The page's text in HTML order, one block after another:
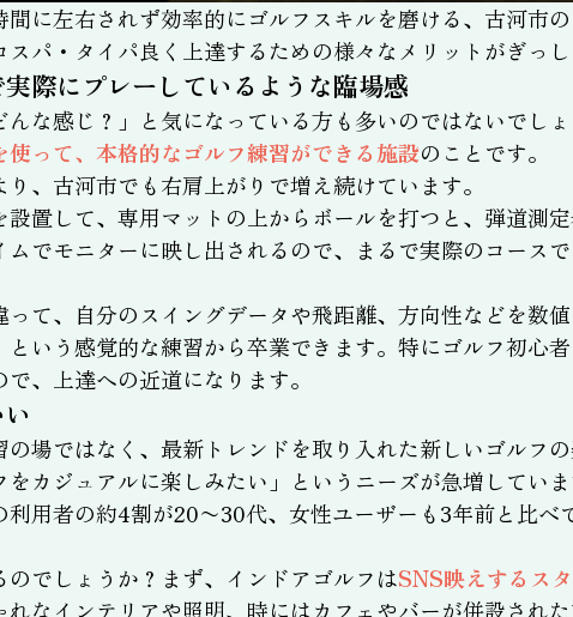
間に左右されず効率的にゴルフスキルを磨ける、古河市
パ・タイパ良く上達するための様々なメリットがぎっ
際にプレーしているような臨場感
んな感じ？」と気になっている方も多いのではないでし
って、本格的なゴルフ練習ができる施設のことです。
、古河市でも右肩上がりで増え続けています。
置して、専用マットの上からボールを打つと、弾道測
ムでモニターに映し出されるので、まるで実際のコース
て、自分のスイングデータや飛距離、方向性などを数
という感覚的な練習から卒業できます。特にゴルフ初心
、上達への近道になります。
の場ではなく、最新トレンドを取り入れた新しいゴルフ
カジュアルに楽しみたい」というニーズが急増してい
用者の約4割が20〜30代、女性ユーザーも3年前と比べ
でしょうか？まず、インドアゴルフはSNS映えするス
なインテリアや照明、時にはカフェやバーが併設され